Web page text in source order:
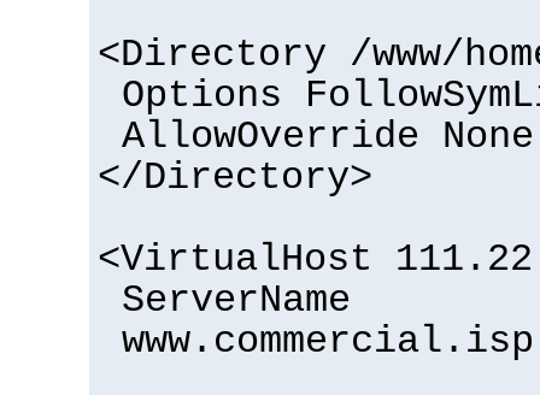
<Directory /www/
Options
AllowOverride None
</Directory>
<VirtualHost
ServerName